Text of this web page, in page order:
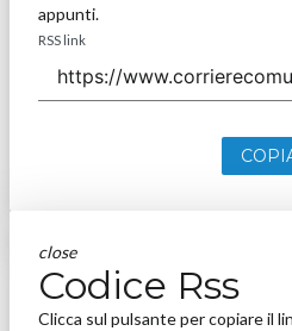
appunti.
RSS link
close
Codice Rss
Clicca sul pulsante per copiare il